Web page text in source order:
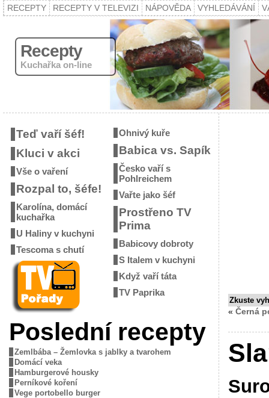
RECEPTY RECEPTY V TELEVIZI NÁPOVĚDA VYHLEDÁVÁNÍ
Recepty
Kuchařka on-line
Teď vaří šéf!
Kluci v akci
Vše o vaření
Rozpal to, šéfe!
Karolína, domácí
kuchařka
U Haliny v kuchyni
Tescoma s chutí
Ohnivý kuře
Babica vs. Sapík
Česko vaří s
Pohlreichem
Vařte jako šéf
Prostřeno TV
Prima
Babicovy dobroty
S Italem v kuchyni
Když vaří táta
TV Paprika
Poslední recepty
Zemlbába – Žemlovka s jablky a tvarohem
Domácí veka
Hamburgerové housky
Perníkové koření
Vege portobello burger
Zkuste
« Černá